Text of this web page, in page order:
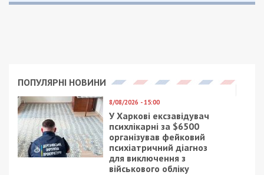
ПОПУЛЯРНІ НОВИНИ
8/08/2026 - 15:00
У Харкові ексзавідувач
психлікарні за $6500
організував фейковий
психіатричний діагноз
для виключення з
військового обліку